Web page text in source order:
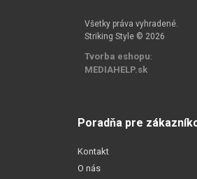
Všetky práva vyhradené.
Striking Style © 2026
Tvorba eshopu:
MEDIAHELP.sk
Poradňa pre
Kontakt
O nás